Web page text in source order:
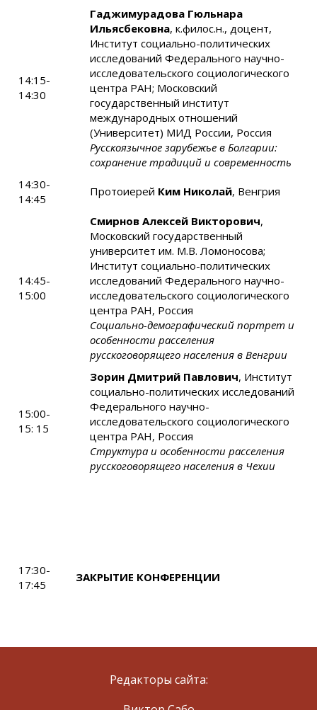
14:15-
14:30
Гаджимурадова Гюльнара
Ильясбековна, к.филос.н., доцент,
Институт социально-политических
исследований Федерального научно-
исследовательского социологического
центра РАН; Московский
государственный институт
международных отношений
(Университет) МИД России, Россия
Русскоязычное зарубежье в Болгарии:
сохранение традиций и современность
14:30-
14:45
Протоиерей Ким Николай, Венгрия
14:45-
15:00
Смирнов Алексей Викторович,
Московский государственный
университет им. М.В. Ломоносова;
Институт социально-политических
исследований Федерального научно-
исследовательского социологического
центра РАН, Россия
Социально-демографический портрет и
особенности расселения
русскоговорящего населения в Венгрии
15:00-
15: 15
Зорин Дмитрий Павлович, Институт
социально-политических исследований
Федерального научно-
исследовательского социологического
центра РАН, Россия
Структура и особенности расселения
русскоговорящего населения в Чехии
17:30-
17:45
ЗАКРЫТИЕ КОНФЕРЕНЦИИ
Редакторы сайта: